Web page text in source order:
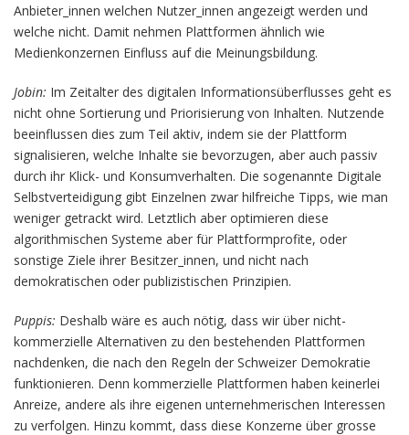
Anbieter_innen welchen Nutzer_innen angezeigt werden und
welche nicht. Damit nehmen Plattformen ähnlich wie
Medienkonzernen Einfluss auf die Meinungsbildung.
Jobin: Im Zeitalter des digitalen Informationsüberflusses geht es
nicht ohne Sortierung und Priorisierung von Inhalten. Nutzende
beeinflussen dies zum Teil aktiv, indem sie der Plattform
signalisieren, welche Inhalte sie bevorzugen, aber auch passiv
durch ihr Klick- und Konsumverhalten. Die sogenannte Digitale
Selbstverteidigung gibt Einzelnen zwar hilfreiche Tipps, wie man
weniger getrackt wird. Letztlich aber optimieren diese
algorithmischen Systeme aber für Plattformprofite, oder
sonstige Ziele ihrer Besitzer_innen, und nicht nach
demokratischen oder publizistischen Prinzipien.
Puppis: Deshalb wäre es auch nötig, dass wir über nicht-
kommerzielle Alternativen zu den bestehenden Plattformen
nachdenken, die nach den Regeln der Schweizer Demokratie
funktionieren. Denn kommerzielle Plattformen haben keinerlei
Anreize, andere als ihre eigenen unternehmerischen Interessen
zu verfolgen. Hinzu kommt, dass diese Konzerne über grosse